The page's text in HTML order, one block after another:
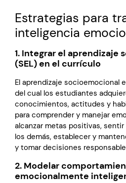
Estrategias para
inteligencia
1. Integrar el aprendizaje
(SEL) en el currículo
El aprendizaje socioemocional
del cual los estudiantes
conocimientos, actitudes y
para comprender y manejar
alcanzar metas positivas,
los demás, establecer y
y tomar decisiones
2. Modelar
emocionalmente